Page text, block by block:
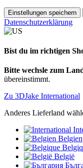
Einstellungen speichern
Datenschutzerklärung
Bist du im richtigen
Bitte wechsle zum
übereinstimmt.
Zu 3DJake International
Anderes Lieferland
Belgien
België